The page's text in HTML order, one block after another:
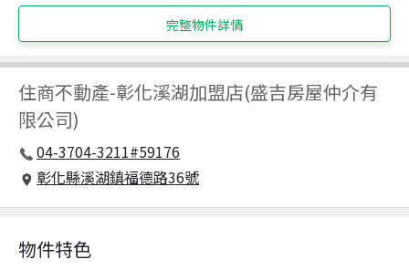
完整物件詳情
住商不動產-彰化溪湖加盟店(盛吉房屋仲介有
限公司)
04-3704-3211#59176
彰化縣溪湖鎮福德路36號
物件特色